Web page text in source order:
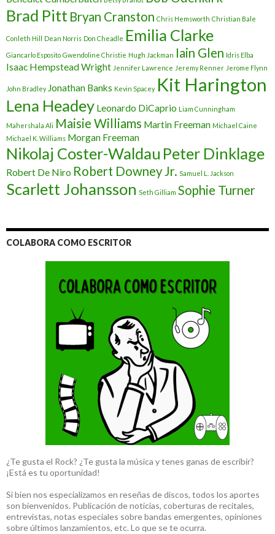
Brad Pitt Bryan Cranston Chris Hemsworth Christian Bale
Conleth Hill Dean Norris Don Cheadle Emilia Clarke
Giancarlo Esposito Gwendoline Christie Hugh Jackman Iain Glen Idris Elba
Isaac Hempstead Wright Jennifer Lawrence Jeremy Renner Jerome Flynn
John Bradley Jonathan Banks Kevin Spacey Kit Harington
Lena Headey Leonardo DiCaprio Liam Cunningham
Mahershala Ali Maisie Williams Martin Freeman Michael Caine
Michael K. Williams Morgan Freeman
Nikolaj Coster-Waldau Peter Dinklage
Robert De Niro Robert Downey Jr. Samuel L. Jackson
Scarlett Johansson Seth Gilliam Sophie Turner
COLABORA COMO ESCRITOR
¿Te gusta el Rock? ¿Te gusta la música y tenes ganas de escribir?
¡Está es tu oportunidad!
Si bien nos especializamos en reseñas de discos, todos los aportes
son bienvenidos. Publicación de noticias, coberturas de recitales,
entrevistas, notas especiales sobre bandas emergentes, opiniones
sobre últimos lanzamientos, etc. Lo que se te ocurra.